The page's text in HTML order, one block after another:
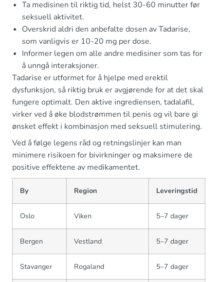
Ta medisinen til riktig tid, helst 30-60 minutter før
seksuell aktivitet.
Overskrid aldri den anbefalte dosen av Tadarise,
som vanligvis er 10-20 mg per dose.
Informer legen om alle andre medisiner som tas for
å unngå interaksjoner.
Tadarise er utformet for å hjelpe med erektil
dysfunksjon, så riktig bruk er avgjørende for at det skal
fungere optimalt. Den aktive ingrediensen, tadalafil,
virker ved å øke blodstrømmen til penis og vil bare gi
ønsket effekt i kombinasjon med seksuell stimulering.
Ved å følge legens råd og retningslinjer kan man
minimere risikoen for bivirkninger og maksimere de
positive effektene av medikamentet.
By Region Leveringstid
Oslo Viken 5–7 dager
Bergen Vestland 5–7 dager
Stavanger Rogaland 5–7 dager